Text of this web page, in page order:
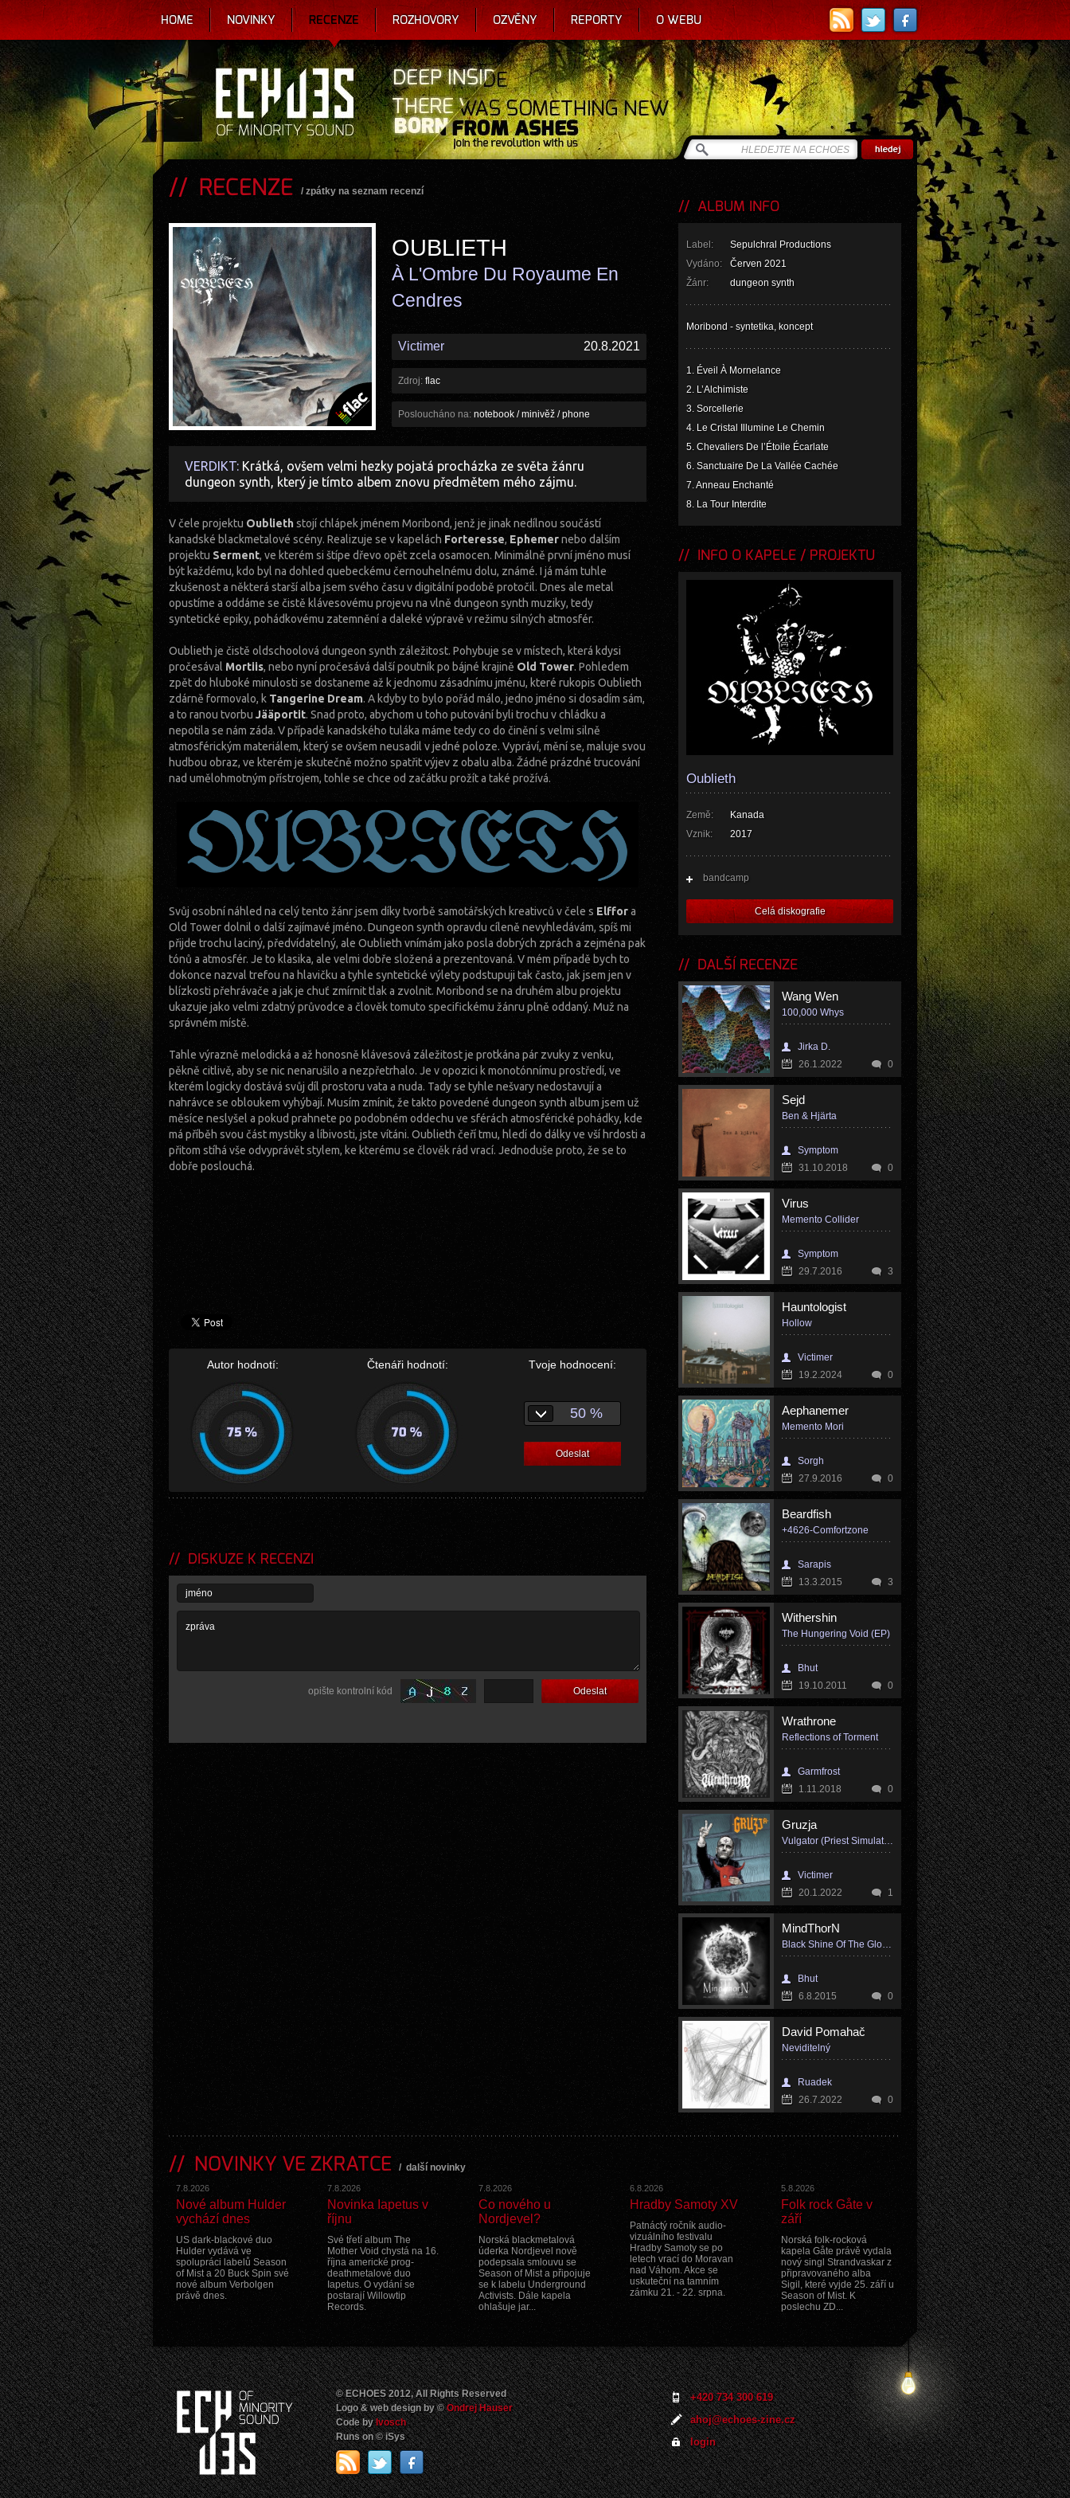
HOME NOVINKY RECENZE ROZHOVORY OZVĚNY REPORTY O WEBU
RECENZE / zpátky na seznam recenzí
OUBLIETH
À L'Ombre Du Royaume En
Cendres
Victimer 20.8.2021
Zdroj: flac
Posloucháno na: notebook / minivěž / phone
VERDIKT: Krátká, ovšem velmi hezky pojatá procházka ze světa žánru
dungeon synth, který je tímto albem znovu předmětem mého zájmu.
V čele projektu Oublieth stojí chlápek jménem Moribond, jenž je jinak nedílnou součástí
kanadské blackmetalové scény. Realizuje se v kapelách Forteresse, Ephemernebo dalším
projektu Serment, ve kterém si štípe dřevo opět zcela osamocen. Minimálně první jméno musí
být každému, kdo byl na dohled quebeckému černouhelnému dolu, známé. I já mám tuhle
zkušenost a některá starší alba jsem svého času v digitální podobě protočil. Dnes ale metal
opustíme a oddáme se čistě klávesovému projevu na vlně dungeon synth muziky, tedy
syntetické epiky, pohádkovému zatemnění a daleké výpravě v režimu silných atmosfér.
Oublieth je čistě oldschoolová dungeon synth záležitost. Pohybuje se v místech, která kdysi
pročesával Mortiis, nebo nyní pročesává další poutník po bájné krajině Old Tower. Pohledem
zpět do hluboké minulosti se dostaneme až k jednomu zásadnímu jménu, které rukopis Oublieth
zdárně formovalo, k Tangerine Dream. A kdyby to bylo pořád málo, jedno jméno si dosadím sám,
a to ranou tvorbu Jääportit. Snad proto, abychom u toho putování byli trochu v chládku a
nepotila se nám záda. V případě kanadského tuláka máme tedy co do činění s velmi silně
atmosférickým materiálem, který se ovšem neusadil v jedné poloze. Vypráví, mění se, maluje svou
hudbou obraz, ve kterém je skutečně možno spatřit výjev z obalu alba. Žádné prázdné trucování
nad umělohmotným přístrojem, tohle se chce od začátku prožít a také prožívá.
Svůj osobní náhled na celý tento žánr jsem díky tvorbě samotářských kreativců v čele s Elffora
Old Tower dolnil o další zajímavé jméno. Dungeon synth opravdu cíleně nevyhledávám, spíš mi
přijde trochu laciný, předvídatelný, ale Oublieth vnímám jako posla dobrých zprách a zejména pak
tónů a atmosfér. Je to klasika, ale velmi dobře složená a prezentovaná. V mém případě bych to
dokonce nazval trefou na hlavičku a tyhle syntetické výlety podstupuji tak často, jak jsem jen v
blízkosti přehrávače a jak je chuť zmírnit tlak a zvolnit. Moribond se na druhém albu projektu
ukazuje jako velmi zdatný průvodce a člověk tomuto specifickému žánru plně oddaný. Muž na
správném místě.
Tahle výrazně melodická a až honosně klávesová záležitost je protkána pár zvuky z venku,
pěkně citlivě, aby se nic nenarušilo a nezpřetrhalo. Je v opozici k monotónnímu prostředí, ve
kterém logicky dostává svůj díl prostoru vata a nuda. Tady se tyhle nešvary nedostavují a
nahrávce se obloukem vyhýbají. Musím zmínit, že takto povedené dungeon synth album jsem už
měsíce neslyšel a pokud prahnete po podobném oddechu ve sférách atmosférické pohádky, kde
má příběh svou část mystiky a líbivosti, jste vítáni. Oublieth čeří tmu, hledí do dálky ve vší hrdosti a
přitom stíhá vše odvyprávět stylem, ke kterému se člověk rád vrací. Jednoduše proto, že se to
dobře poslouchá.
Autor hodnotí: Čtenáři hodnotí: Tvoje hodnocení:
50 %
Odeslat
DISKUZE K RECENZI
opište kontrolní kód
ALBUM INFO
Label:
Sepulchral Productions
Vydáno:
Červen 2021
Žánr:
dungeon synth
Moribond - syntetika, koncept
1. Éveil À Mornelance
2. L’Alchimiste
3. Sorcellerie
4. Le Cristal Illumine Le Chemin
5. Chevaliers De l’Étoile Écarlate
6. Sanctuaire De La Vallée Cachée
7. Anneau Enchanté
8. La Tour Interdite
INFO O KAPELE / PROJEKTU
Oublieth
Země:
Kanada
Vznik:
2017
bandcamp
Celá diskografie
DALŠÍ RECENZE
Wang Wen
100,000 Whys
Jirka D.
26.1.2022
0
Sejd
Ben & Hjärta
Symptom
31.10.2018
0
Virus
Memento Collider
Symptom
29.7.2016
3
Hauntologist
Hollow
Victimer
19.2.2024
0
Aephanemer
Memento Mori
Sorgh
27.9.2016
0
Beardfish
+4626-Comfortzone
Sarapis
13.3.2015
3
Withershin
The Hungering Void (EP)
Bhut
19.10.2011
0
Wrathrone
Reflections of Torment
Garmfrost
1.11.2018
0
Gruzja
Vulgator (Priest Simulator OST)
Victimer
20.1.2022
1
MindThorN
Black Shine Of The Gloom pt. II
Bhut
6.8.2015
0
David Pomahač
Neviditelný
Ruadek
26.7.2022
0
NOVINKY VE ZKRATCE / další novinky
7.8.2026
Nové album Hulder
vychází dnes
US dark-blackové duo
Hulder vydává ve
spolupráci labelů Season
of Mist a 20 Buck Spin své
nové album Verbolgen
právě dnes.
7.8.2026
Novinka Iapetus v
říjnu
Své třetí album The
Mother Void chystá na 16.
října americké prog-
deathmetalové duo
Iapetus. O vydání se
postarají Willowtip
Records.
7.8.2026
Co nového u
Nordjevel?
Norská blackmetalová
úderka Nordjevel nově
podepsala smlouvu se
Season of Mist a připojuje
se k labelu Underground
Activists. Dále kapela
ohlašuje jar...
6.8.2026
Hradby Samoty XV
Patnáctý ročník audio-
vizuálního festivalu
Hradby Samoty se po
letech vrací do Moravan
nad Váhom. Akce se
uskuteční na tamním
zámku 21. - 22. srpna.
5.8.2026
Folk rock Gåte v
září
Norská folk-rocková
kapela Gåte právě vydala
nový singl Strandvaskar z
připravovaného alba
Sigil, které vyjde 25. září u
Season of Mist. K
poslechu ZD...
© ECHOES 2012, All Rights Reserved
Logo & web design by ©Ondrej Hauser
Code byIvosch
Runs on © iSys
+420 734 300 619
ahoj@echoes-zine.cz
login